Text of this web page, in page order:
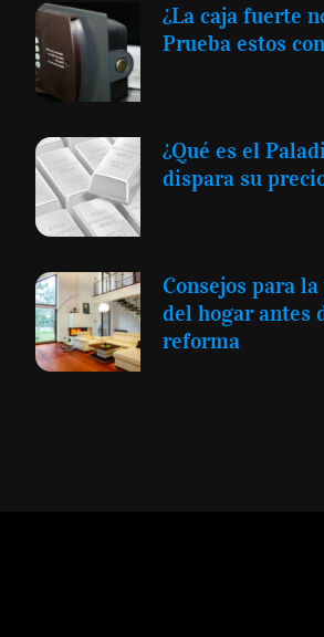
¿La caja fuerte
Prueba estos
¿Qué es el
dispara su
Consejos para
del hogar antes
reforma